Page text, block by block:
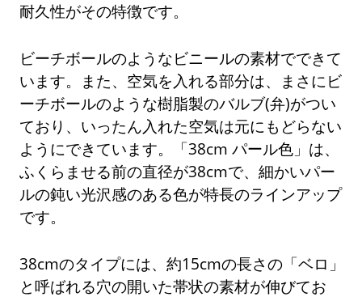
耐久性がその特徴です。
ビーチボールのようなビニールの素材でできて
います。また、空気を入れる部分は、まさにビ
ーチボールのような樹脂製のバルブ(弁)がつい
ており、いったん入れた空気は元にもどらない
ようにできています。「38cm パール色」は、
ふくらませる前の直径が38cmで、細かいパー
ルの鈍い光沢感のある色が特長のラインアップ
です。
38cmのタイプには、約15cmの長さの「ベロ」
と呼ばれる穴の開いた帯状の素材が伸びてお